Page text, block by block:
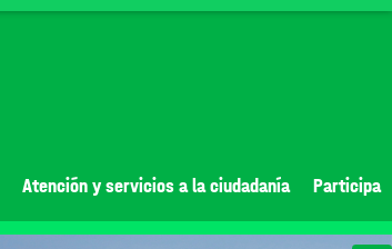
Atención y servicios a la ciudadanía Participa